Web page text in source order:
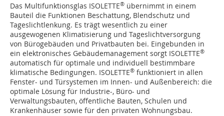
Das Multifunktionsglas ISOLETTE® übernimmt in einem
Bauteil die Funktionen Beschattung, Blendschutz und
Tageslichtlenkung. Es trägt wesentlich zu einer
ausgewogenen Klimatisierung und Tageslichtversorgung
von Bürogebäuden und Privatbauten bei. Eingebunden in
ein elektronisches Gebäudemanagement sorgt ISOLETTE®
automatisch für optimale und individuell bestimmbare
klimatische Bedingungen. ISOLETTE® funktioniert in allen
Fenster- und Türsystemen im Innen- und Außenbereich: die
optimale Lösung für Industrie-, Büro- und
Verwaltungsbauten, öffentliche Bauten, Schulen und
Krankenhäuser sowie für den privaten Wohnungsbau.